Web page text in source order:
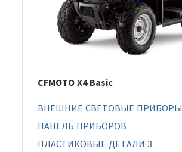
CFMOTO X4 Basic
ВНЕШНИЕ СВЕТОВЫЕ ПРИБОРЫ
ПАНЕЛЬ ПРИБОРОВ
ПЛАСТИКОВЫЕ ДЕТАЛИ 3